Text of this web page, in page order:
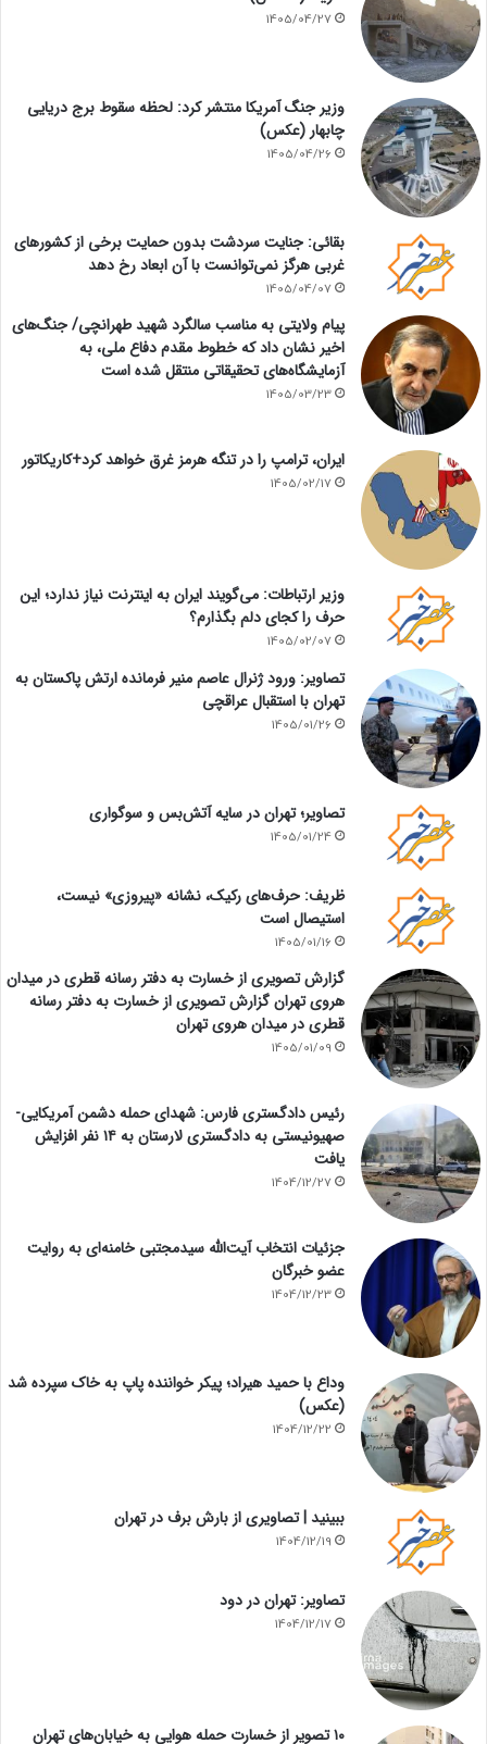
1405/04/27
وزیر جنگ آمریکا منتشر کرد: لحظه سقوط برج دریایی
چابهار (عکس)
1405/04/26
بقائی: جنایت سردشت بدون حمایت برخی از کشورهای
غربی هرگز نمی‌توانست با آن ابعاد رخ دهد
1405/04/07
پیام ولایتی به مناسب سالگرد شهید طهرانچی/ جنگ‌های
اخیر نشان داد که خطوط مقدم دفاع ملی، به
آزمایشگاه‌های تحقیقاتی منتقل شده است
1405/03/23
ایران، ترامپ را در تنگه هرمز غرق خواهد کرد+کاریکاتور
1405/02/17
وزیر ارتباطات: می‌گویند ایران به اینترنت نیاز ندارد؛ این
حرف را کجای دلم بگذارم؟
1405/02/07
تصاویر: ورود ژنرال عاصم منیر فرمانده ارتش پاکستان به
تهران با استقبال عراقچی
1405/01/26
تصاویر؛ تهران در سایه آتش‌بس و سوگواری
1405/01/24
ظریف: حرف‌های رکیک، نشانه «پیروزی» نیست،
استیصال است
1405/01/16
گزارش تصویری از خسارت به دفتر رسانه قطری در میدان
هروی تهران گزارش تصویری از خسارت به دفتر رسانه
قطری در میدان هروی تهران
1405/01/09
رئیس دادگستری فارس: شهدای حمله دشمن آمریکایی-
صهیونیستی به دادگستری لارستان به ۱۴ نفر افزایش
یافت
1404/12/27
جزئیات انتخاب آیت‌الله سیدمجتبی خامنه‌ای به روایت
عضو خبرگان
1404/12/23
وداع با حمید هیراد؛ پیکر خواننده پاپ به خاک سپرده شد
(عکس)
1404/12/22
ببینید | تصاویری از بارش برف در تهران
1404/12/19
تصاویر: تهران در دود
1404/12/17
۱۰ تصویر از خسارت حمله هوایی به خیابان‌های تهران